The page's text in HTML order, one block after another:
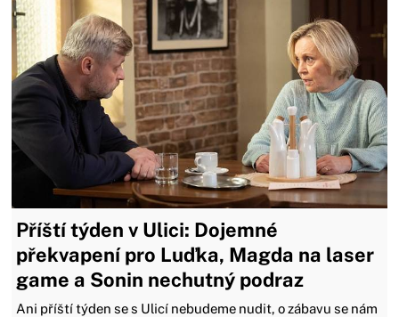
Příští týden v Ulici: Dojemné
překvapení pro Luďka, Magda na laser
game a Sonin nechutný podraz
Ani příští týden se s Ulicí nebudeme nudit, o zábavu se nám